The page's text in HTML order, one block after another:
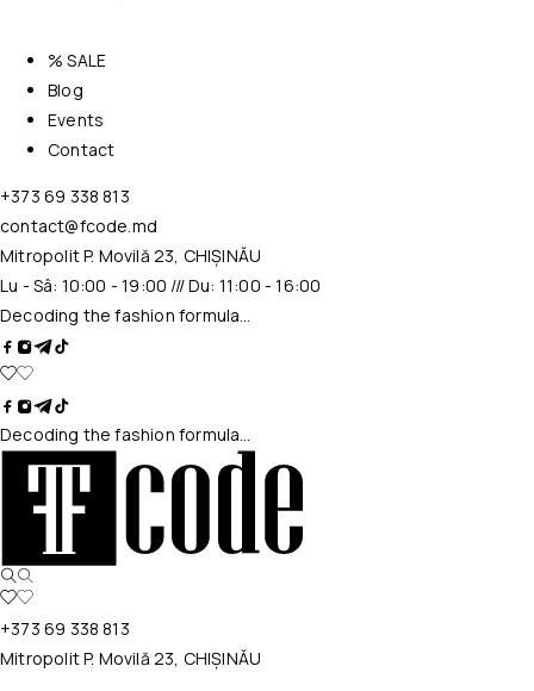
% SALE
Blog
Events
Contact
+373 69 338 813
contact@fcode.md
Mitropolit P. Movilă 23, CHIȘINĂU
Lu - Sâ: 10:00 - 19:00 /// Du: 11:00 - 16:00
Decoding the fashion formula…
Decoding the fashion formula…
+373 69 338 813
Mitropolit P. Movilă 23, CHIȘINĂU